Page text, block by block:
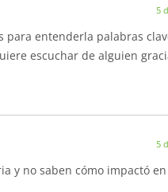
5
entenderla palabras
escuchar de alguien
5
y no saben cómo impactó en